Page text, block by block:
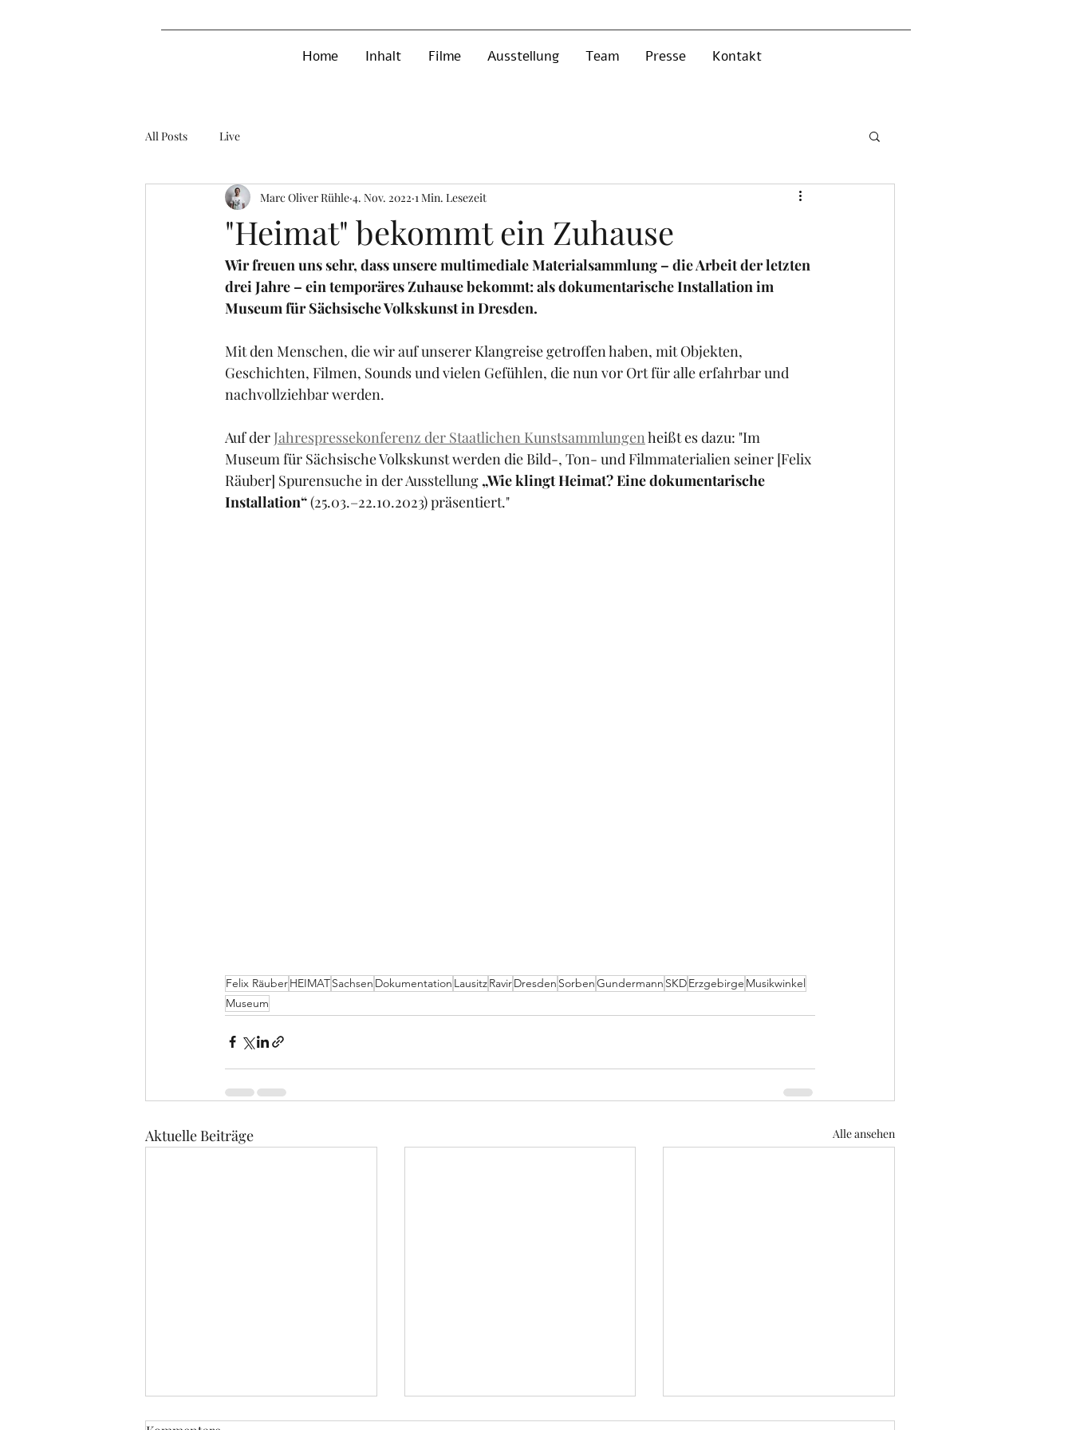
Home Inhalt Filme Ausstellung Team Presse Kontakt
All Posts Live
"Heimat" bekommt ein Zuhause
Marc Oliver Rühle 4. Nov. 2022 1 Min. Lesezeit
Wir freuen uns sehr, dass unsere multimediale Materialsammlung – die Arbeit der letzten
drei Jahre – ein temporäres Zuhause bekommt: als dokumentarische Installation im
Museum für Sächsische Volkskunst in Dresden.
Mit den Menschen, die wir auf unserer Klangreise getroffen haben, mit Objekten,
Geschichten, Filmen, Sounds und vielen Gefühlen, die nun vor Ort für alle erfahrbar und
nachvollziehbar werden.
Auf der Jahrespressekonferenz der Staatlichen Kunstsammlungen heißt es dazu: "Im
Museum für Sächsische Volkskunst werden die Bild-, Ton- und Filmmaterialien seiner [Felix
Räuber] Spurensuche in der Ausstellung „Wie klingt Heimat? Eine dokumentarische
Installation“ (25.03.–22.10.2023) präsentiert."
Felix RäuberHEIMATSachsen Dokumentation LausitzRavirDresden SorbenGundermann SKDErzgebirge Musikwinkel
Museum
Aktuelle Beiträge Alle ansehen